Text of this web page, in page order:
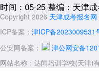
介绍，想了解更多内容，可以持
展开全文
时间：05-25 整编：天津
Copyright 2026 天津成考报名网
ICP备案： 津ICP备2023009531
公安网备案：
津公网安备
网站名称：达闻培训学校(天津)